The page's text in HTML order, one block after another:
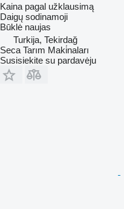
Kaina pagal užklausimą
Daigų sodinamoji
Būklė naujas
Turkija, Tekirdağ
Seca Tarım Maki̇naları
Susisiekite su pardavėju